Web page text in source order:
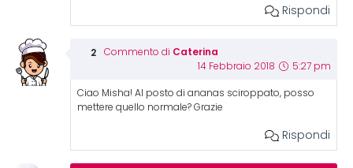
Rispondi
Commento di Caterina
14 Febbraio 2018 5:27 pm
Ciao Misha! Al posto di ananas sciroppato, posso
mettere quello normale? Grazie
Rispondi